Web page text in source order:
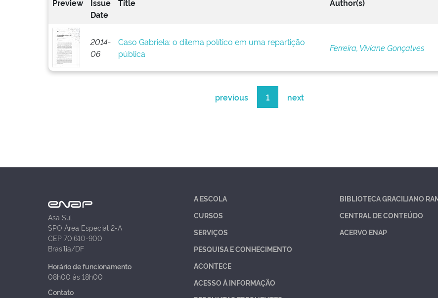
Preview
Issue
Date
Title Author(s)
2014-
06
Caso Gabriela: o dilema político em uma repartição
pública
Ferreira, Viviane Gonçalves
previous 1 next
Asa Sul
SPO Área Especial 2-A
CEP 70.610-900
Brasília/DF
Horário de funcionamento
08h00 às 18h00
Contato
A ESCOLA
CURSOS
SERVIÇOS
PESQUISA E CONHECIMENTO
ACONTECE
ACESSO À INFORMAÇÃO
BIBLIOTECA GRACILIANO
CENTRAL DE CONTEÚDO
ACERVO ENAP